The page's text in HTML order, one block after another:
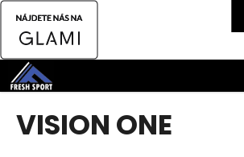
Prejsť
na
obsah
VISION ONE
K
š
k
Späť
Späť
Č
o
p